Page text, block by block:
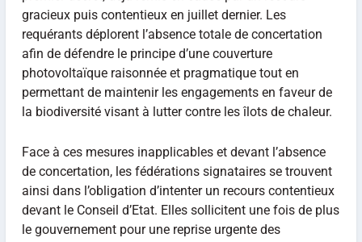
gracieux puis contentieux en juillet dernier. Les
requérants déplorent l’absence totale de concertation
afin de défendre le principe d’une couverture
photovoltaïque raisonnée et pragmatique tout en
permettant de maintenir les engagements en faveur de
la biodiversité visant à lutter contre les îlots de chaleur.
Face à ces mesures inapplicables et devant l’absence
de concertation, les fédérations signataires se trouvent
ainsi dans l’obligation d’intenter un recours contentieux
devant le Conseil d’Etat. Elles sollicitent une fois de plus
le gouvernement pour une reprise urgente des